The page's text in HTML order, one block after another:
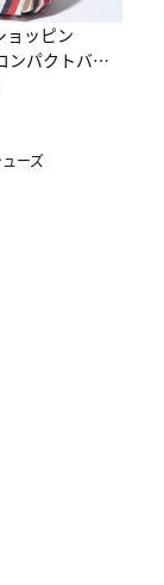
ョッピン
パクトバッ
乗務員
ーズ